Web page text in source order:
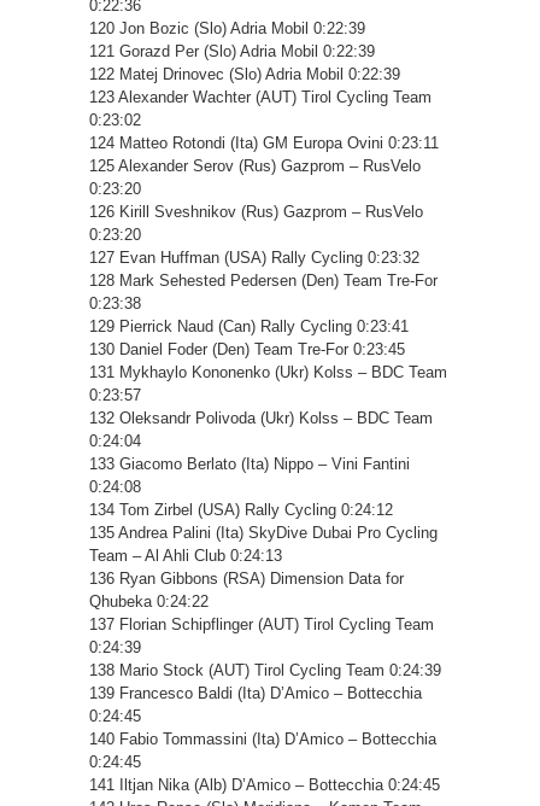
0:22:36
120 Jon Bozic (Slo) Adria Mobil 0:22:39
121 Gorazd Per (Slo) Adria Mobil 0:22:39
122 Matej Drinovec (Slo) Adria Mobil 0:22:39
123 Alexander Wachter (AUT) Tirol Cycling Team
0:23:02
124 Matteo Rotondi (Ita) GM Europa Ovini 0:23:11
125 Alexander Serov (Rus) Gazprom – RusVelo
0:23:20
126 Kirill Sveshnikov (Rus) Gazprom – RusVelo
0:23:20
127 Evan Huffman (USA) Rally Cycling 0:23:32
128 Mark Sehested Pedersen (Den) Team Tre-For
0:23:38
129 Pierrick Naud (Can) Rally Cycling 0:23:41
130 Daniel Foder (Den) Team Tre-For 0:23:45
131 Mykhaylo Kononenko (Ukr) Kolss – BDC Team
0:23:57
132 Oleksandr Polivoda (Ukr) Kolss – BDC Team
0:24:04
133 Giacomo Berlato (Ita) Nippo – Vini Fantini
0:24:08
134 Tom Zirbel (USA) Rally Cycling 0:24:12
135 Andrea Palini (Ita) SkyDive Dubai Pro Cycling
Team – Al Ahli Club 0:24:13
136 Ryan Gibbons (RSA) Dimension Data for
Qhubeka 0:24:22
137 Florian Schipflinger (AUT) Tirol Cycling Team
0:24:39
138 Mario Stock (AUT) Tirol Cycling Team 0:24:39
139 Francesco Baldi (Ita) D’Amico – Bottecchia
0:24:45
140 Fabio Tommassini (Ita) D’Amico – Bottecchia
0:24:45
141 Iltjan Nika (Alb) D’Amico – Bottecchia 0:24:45